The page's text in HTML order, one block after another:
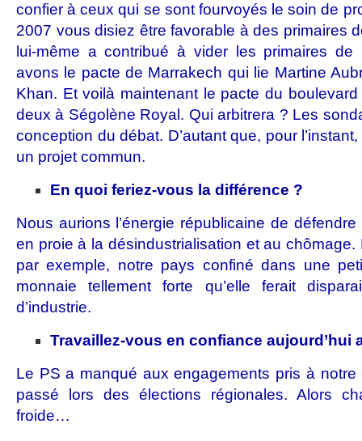
confier à ceux qui se sont fourvoyés le soin de
2007 vous disiez être favorable à des primaires
lui-même a contribué à vider les primaires
avons le pacte de Marrakech qui lie Martine
Khan. Et voilà maintenant le pacte du
deux à Ségolène Royal. Qui arbitrera ? Les
conception du débat. D’autant que, pour
un projet commun.
En quoi feriez-vous la différence ?
Nous aurions l’énergie républicaine de
en proie à la désindustrialisation et au
par exemple, notre pays confiné dans une
monnaie tellement forte qu’elle ferait
d’industrie.
Travaillez-vous en confiance aujourd’hui
Le PS a manqué aux engagements pris à notre
passé lors des élections régionales. Alors
froide…